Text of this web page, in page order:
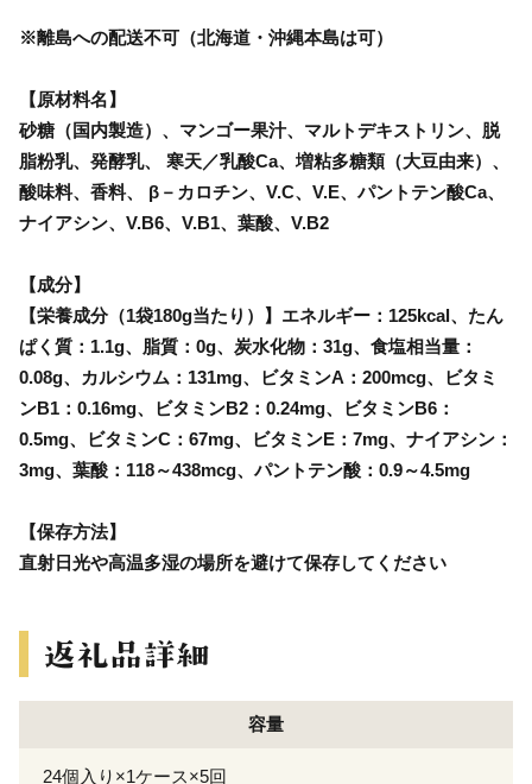
※離島への配送不可（北海道・沖縄本島は可）
【原材料名】
砂糖（国内製造）、マンゴー果汁、マルトデキストリン、脱
脂粉乳、発酵乳、 寒天／乳酸Ca、増粘多糖類（大豆由来）、
酸味料、香料、 β－カロチン、V.C、V.E、パントテン酸Ca、
ナイアシン、V.B6、V.B1、葉酸、V.B2
【成分】
【栄養成分（1袋180g当たり）】エネルギー：125kcal、たん
ぱく質：1.1g、脂質：0g、炭水化物：31g、食塩相当量：
0.08g、カルシウム：131mg、ビタミンA：200mcg、ビタミ
ンB1：0.16mg、ビタミンB2：0.24mg、ビタミンB6：
0.5mg、ビタミンC：67mg、ビタミンE：7mg、ナイアシン：
3mg、葉酸：118～438mcg、パントテン酸：0.9～4.5mg
【保存方法】
直射日光や高温多湿の場所を避けて保存してください
容量
24個入り×1ケース×5回